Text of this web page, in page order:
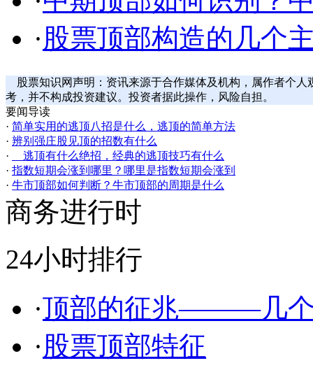
·股票顶部构造的几个
股票知识网声明：资讯来源于合作媒体及机构，属作者个人
考，并不构成投资建议。投资者据此操作，风险自担。
要闻导读
· 简单实用的逃顶八招是什么，逃顶的简单方法
· 辨别强庄股见顶的招数有什么
·
逃顶有什么绝招，经典的逃顶技巧有什么
· 指数短期会涨到哪里？哪里是指数短期会涨到
· 牛市顶部如何判断？牛市顶部的周期是什么
商务进行时
24小时排行
·顶部的征兆———几个
·股票顶部特征